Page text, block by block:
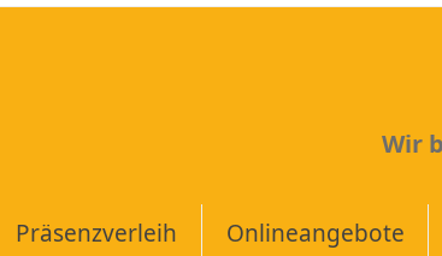
Wir
Präsenzverleih Onlineangebote